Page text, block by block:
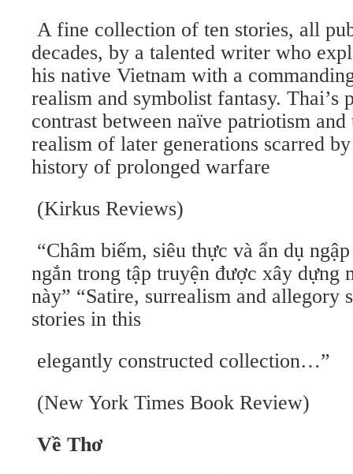
A fine collection of ten stories, all
decades, by a talented writer who
his native Vietnam with a
realism and symbolist fantasy. Thai’s
contrast between naïve patriotism
realism of later generations scarred
history of prolonged warfare
(Kirkus Reviews)
“Châm biếm, siêu thực và ẩn dụ
ngắn trong tập truyện được xây dựng
này” “Satire, surrealism and allegory
stories in this
elegantly constructed collection…”
(New York Times Book Review)
Về Thơ